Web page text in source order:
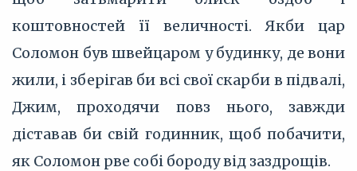
коштовностей її величності. Якби цар
Соломон був швейцаром у будинку, де вони
жили, і зберігав би всі свої скарби в підвалі,
Джим, проходячи повз нього, завжди
діставав би свій годинник, щоб побачити,
як Соломон рве собі бороду від заздрощів.